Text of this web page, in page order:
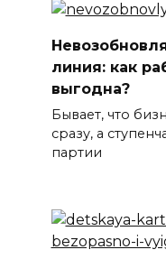
линия: как
выгодна?
Бывает, что
сразу, а
партии